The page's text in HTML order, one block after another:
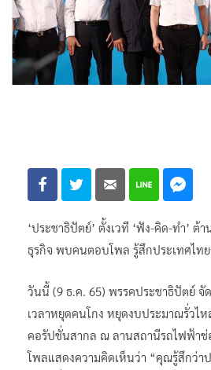
‘ประชาธิปัตย์’ ตั้งเวที ‘ฟัง-คิด-ทำ’ ต้
ธุรกิจ พบคนตอบโพล รู้สึกประเทศไท
วันนี้ (9 ธ.ค. 65) พรรคประชาธิปัตย์ จั
เวลาหยุดคนโกง หยุดงบประมาณรั่วไห
คอรัปชั่นสากล ณ ลานสถานีรถไฟฟ้าช่
โพลแสดงความคิดเห็นว่า “คุณรู้สึกว่า